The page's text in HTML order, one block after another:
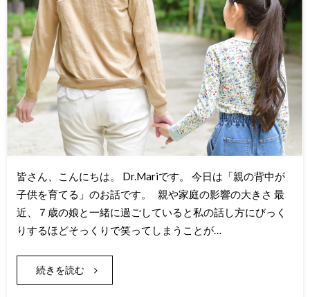
皆さん、こんにちは。 Dr.Mariです。 今日は「親の背中が
子供を育てる」のお話です。 親や家庭の影響の大きさ 最
近、７歳の娘と一緒に過ごしていると私の話し方にびっく
りするほどそっくりで笑ってしまうことが…
続きを読む